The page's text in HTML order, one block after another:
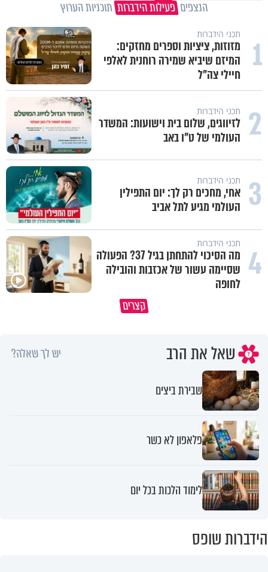
הנצפים פעילות הידברות תוכניות הערוץ
1 תכני הידברות
מזוזות, ציציות וספרים מחזקים:
המיזם שיביא שמירה רוחנית לאלפי
חיילי צה"ל
2 תכני הידברות
לזיווגים, שלום בית וישועות: המשדר
העולמי של ט"ו באב
3 תכני הידברות
אחי, מחכים רק לך: יום התפילין
העולמי מגיע לתל אביב
4 תכני הידברות
מה הסיכוי להתחתן בגיל 37? הפעולה
שסיימה עשור של אכזבות והובילה
לחופה
קצרים
שאל את הרב יש לך שאלה?
שבירת ביצים
פלאפון לא כשר
לימוד הלכות בכל יום
הידברות שופס